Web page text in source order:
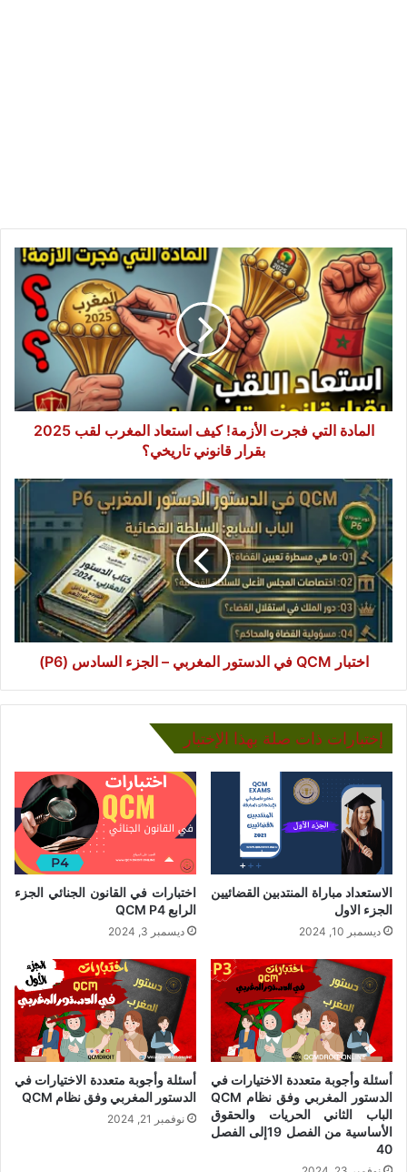
المادة
التي
فجرت
الأزمة!
كيف
استعاد
المغرب
لقب
2025
بقرار
المادة التي فجرت الأزمة! كيف استعاد المغرب لقب 2025
بقرار قانوني تاريخي؟
اختبار
QCM
في
الدستور
المغربي
–
الجزء
السادس
(P6)
اختبار QCM في الدستور المغربي – الجزء السادس (P6)
إختبارات ذات صلة بهذا الإختبار
الاستعداد مباراة المنتدبين القضائيين
الجزء الاول
ديسمبر 10, 2024
اختبارات في القانون الجنائي الجزء
الرابع QCM P4
ديسمبر 3, 2024
أسئلة وأجوبة متعددة الاختيارات في
الدستور المغربي وفق نظام QCM
الباب الثاني الحريات والحقوق
الأساسية من الفصل 19إلى الفصل
40
أسئلة وأجوبة متعددة الاختيارات في
الدستور المغربي وفق نظام QCM
نوفمبر 21, 2024